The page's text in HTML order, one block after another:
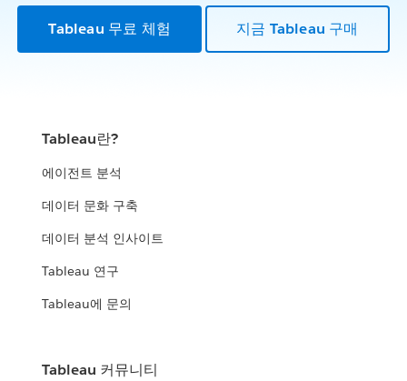
Tableau 무료 체험 지금 Tableau 구매
Tableau란?
에이전트 분석
데이터 문화 구축
데이터 분석 인사이트
Tableau 연구
Tableau에 문의
Tableau 커뮤니티